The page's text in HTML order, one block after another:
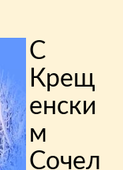
С
Крещ
енски
м
Сочел